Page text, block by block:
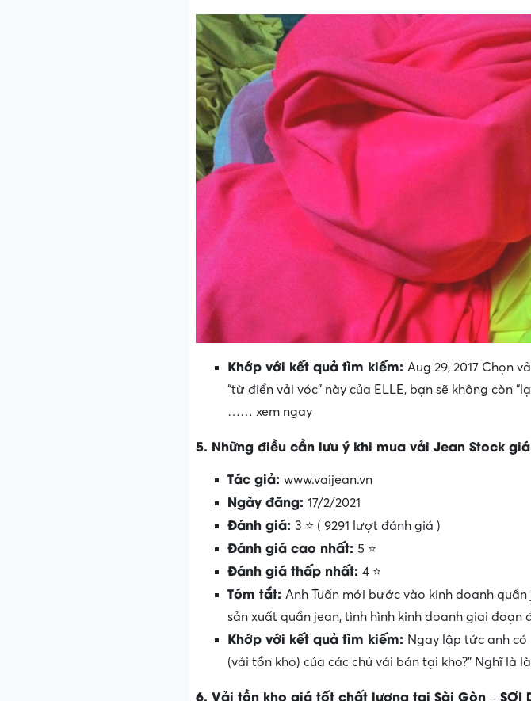
Khớp với kết quả tìm kiếm: Aug 29, 2017 Chọn
“từ điển vải vóc” này của ELLE, bạn sẽ không còn
…… xem ngay
5. Những điều cần lưu ý khi mua vải Jean Stock
Tác giả: www.vaijean.vn
Ngày đăng: 17/2/2021
Đánh giá: 3 ⭐ ( 9291 lượt đánh giá )
Đánh giá cao nhất: 5 ⭐
Đánh giá thấp nhất: 4 ⭐
Tóm tắt: Anh Tuấn mới bước vào kinh doanh
sản xuất quần jean, tình hình kinh doanh giai đoạn
Khớp với kết quả tìm kiếm: Ngay lập tức anh có
(vải tồn kho) của các chủ vải bán tại kho?” Nghĩ là
6. Vải tồn kho giá tốt chất lượng tại Sài Gòn – SỢI